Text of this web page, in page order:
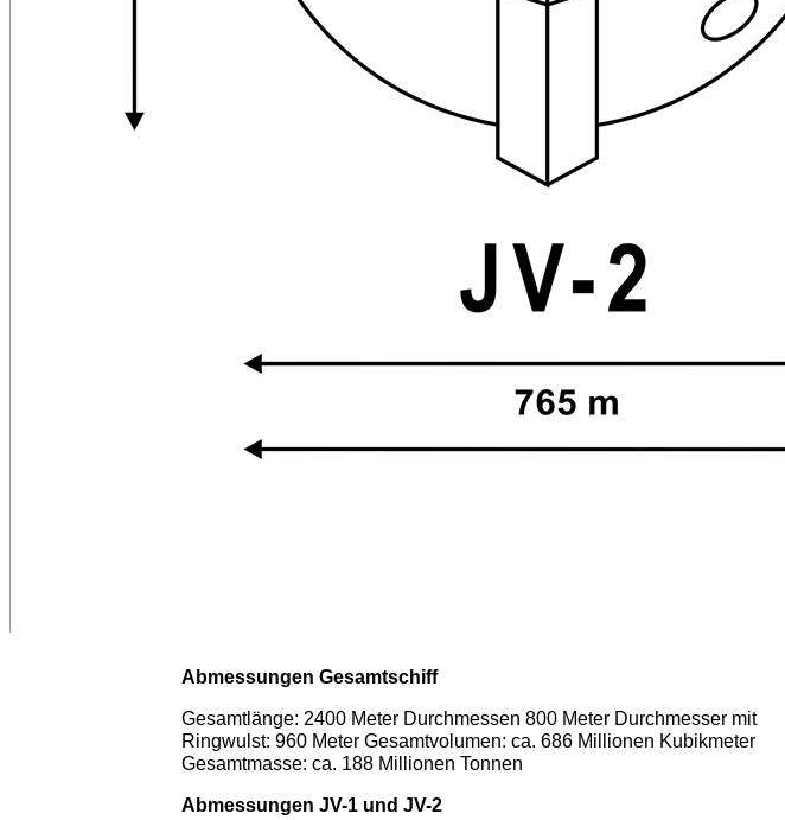
Abmessungen Gesamtschiff
Gesamtlänge: 2400 Meter Durchmessen 800 Meter Durchmesser mit
Ringwulst: 960 Meter Gesamtvolumen: ca. 686 Millionen Kubikmeter
Gesamtmasse: ca. 188 Millionen Tonnen
Abmessungen JV-1 und JV-2